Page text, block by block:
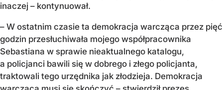
inaczej – kontynuował.
– W ostatnim czasie ta demokracja warcząca przez pięć
godzin przesłuchiwała mojego współpracownika
Sebastiana w sprawie nieaktualnego katalogu,
a policjanci bawili się w dobrego i złego policjanta,
traktowali tego urzędnika jak złodzieja. Demokracja